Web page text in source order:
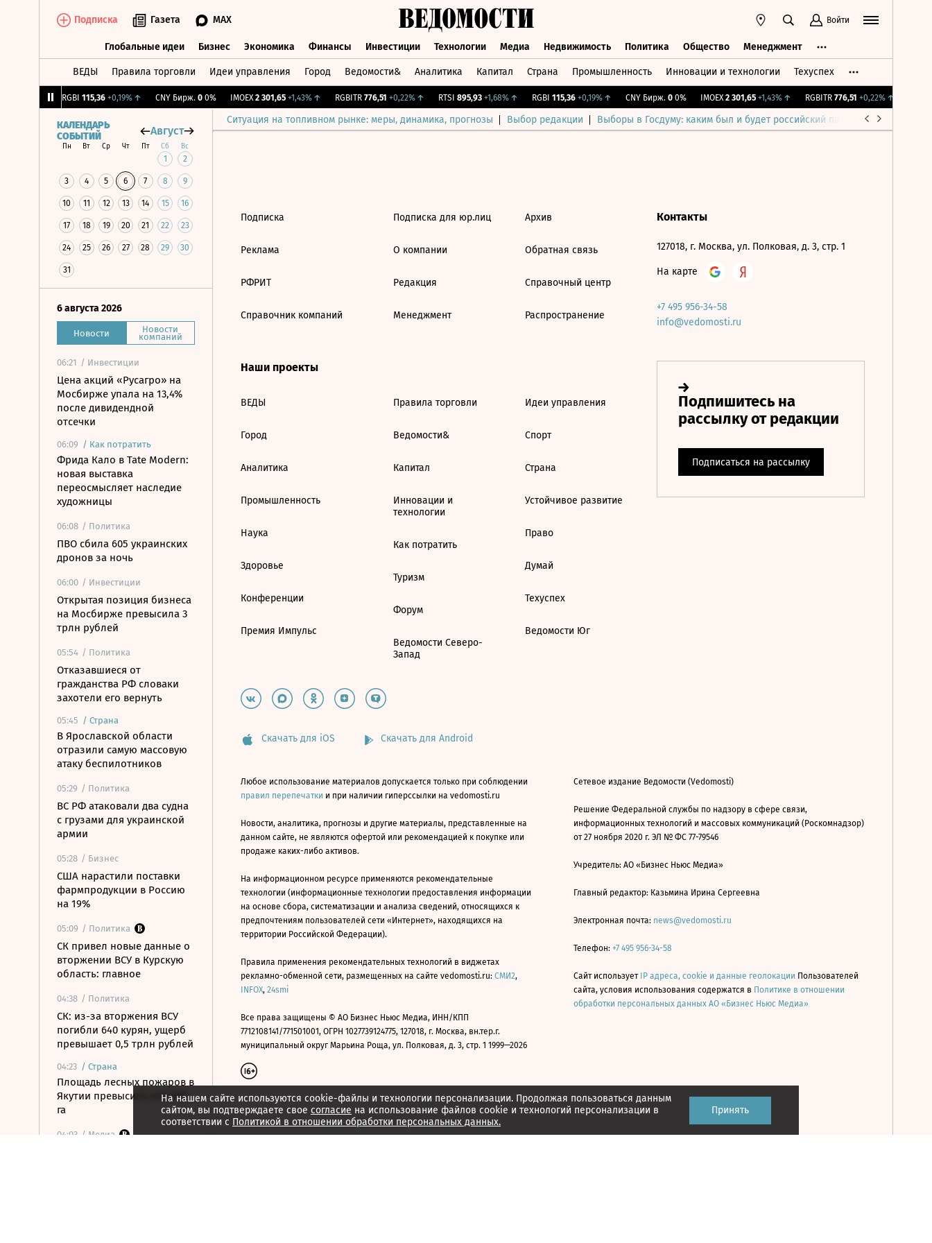
Подписка Газета MAX Войти
Глобальные идеи Бизнес Экономика Финансы Инвестиции Технологии Медиа Недвижимость Политика Общество Менеджмент
ВЕДЫ Правила торговли Идеи управления Город Ведомости& Аналитика Капитал Страна Промышленность Инновации и технологии Техуспех
RGBI 115,36 +0,19%↑ CNY Бирж. 0 0% IMOEX 2 301,65 +1,43%↑ RGBITR 776,51 +0,22%↑ RTSI 895,93 +1,68%↑ RGBI 115,36 +0,19%↑ CNY Бирж. 0 0% IMOEX 2 301,65 +1,43%↑ RGBITR 776,51 +0,22%↑
Ситуация на топливном рынке: меры, динамика, прогнозы Выбор редакции Выборы в Госдуму: каким был и будет российский парламент
КАЛЕНДАРЬ
СОБЫТИЙ
Август
Пн Вт Ср Чт Пт Сб Вс
1 2
3 4 5 6 7 8 9
10 11 12 13 14 15 16
17 18 19 20 21 22 23
24 25 26 27 28 29 30
31
6 августа 2026
Новости Новости
компаний
06:21 / Инвестиции
Цена акций «Русагро» на
Мосбирже упала на 13,4%
после дивидендной
отсечки
06:09 / Как потратить
Фрида Кало в Tate Modern:
новая выставка
переосмысляет наследие
художницы
06:08 / Политика
ПВО сбила 605 украинских
дронов за ночь
06:00 / Инвестиции
Открытая позиция бизнеса
на Мосбирже превысила 3
трлн рублей
05:54 / Политика
Отказавшиеся от
гражданства РФ словаки
захотели его вернуть
05:45 / Страна
В Ярославской области
отразили самую массовую
атаку беспилотников
05:29 / Политика
ВС РФ атаковали два судна
с грузами для украинской
армии
05:28 / Бизнес
США нарастили поставки
фармпродукции в Россию
на 19%
05:09 / Политика
СК привел новые данные о
вторжении ВСУ в Курскую
область: главное
04:38 / Политика
СК: из-за вторжения ВСУ
погибли 640 курян, ущерб
превышает 0,5 трлн рублей
04:23 / Страна
Площадь лесных пожаров в
Якутии превысила 440 000
га
04:03 / Медиа
На нашем сайте используются cookie-файлы и технологии персонализации. Продолжая пользоваться данным
сайтом, вы подтверждаете свое согласие на использование файлов cookie и технологий персонализации в
соответствии с Политикой в отношении обработки персональных данных.
Принять
Подписка
Реклама
РФРИТ
Справочник компаний
Подписка для юр.лиц
О компании
Редакция
Менеджмент
Архив
Обратная связь
Справочный центр
Распространение
Наши проекты
ВЕДЫ
Город
Аналитика
Промышленность
Наука
Здоровье
Конференции
Премия Импульс
Правила торговли
Ведомости&
Капитал
Инновации и
технологии
Как потратить
Туризм
Форум
Ведомости Северо-
Запад
Идеи управления
Спорт
Страна
Устойчивое развитие
Право
Думай
Техуспех
Ведомости Юг
Контакты
127018, г. Москва, ул. Полковая, д. 3, стр. 1
На карте
+7 495 956-34-58
info@vedomosti.ru
Скачать для iOS Скачать для Android
Любое использование материалов допускается только при соблюдении
правил перепечатки и при наличии гиперссылки на vedomosti.ru
Новости, аналитика, прогнозы и другие материалы, представленные на
данном сайте, не являются офертой или рекомендацией к покупке или
продаже каких-либо активов.
На информационном ресурсе применяются рекомендательные
технологии (информационные технологии предоставления информации
на основе сбора, систематизации и анализа сведений, относящихся к
предпочтениям пользователей сети «Интернет», находящихся на
территории Российской Федерации).
Правила применения рекомендательных технологий в виджетах
рекламно-обменной сети, размещенных на сайте vedomosti.ru: СМИ2,
INFOX, 24smi
Все права защищены © АО Бизнес Ньюс Медиа, ИНН/КПП
7712108141/771501001, ОГРН 1027739124775, 127018, г. Москва, вн.тер.г.
муниципальный округ Марьина Роща, ул. Полковая, д. 3, стр. 1 1999—2026
Сетевое издание Ведомости (Vedomosti)
Решение Федеральной службы по надзору в сфере связи,
информационных технологий и массовых коммуникаций (Роскомнадзор)
от 27 ноября 2020 г. ЭЛ № ФС 77-79546
Учредитель: АО «Бизнес Ньюс Медиа»
Главный редактор: Казьмина Ирина Сергеевна
Электронная почта: news@vedomosti.ru
Телефон: +7 495 956-34-58
Сайт использует IP адреса, cookie и данные геолокации Пользователей
сайта, условия использования содержатся в Политике в отношении
обработки персональных данных АО «Бизнес Ньюс Медиа»